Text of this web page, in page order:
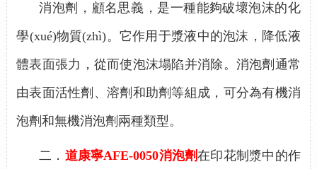
消泡劑，顧名思義，是一種能夠破壞泡沫的化
學(xué)物質(zhì)。它作用于漿液中的泡沫，降低液
體表面張力，從而使泡沫塌陷并消除。消泡劑通常
由表面活性劑、溶劑和助劑等組成，可分為有機消
泡劑和無機消泡劑兩種類型。
二． 道康寧AFE-0050消泡劑在印花制漿中的作